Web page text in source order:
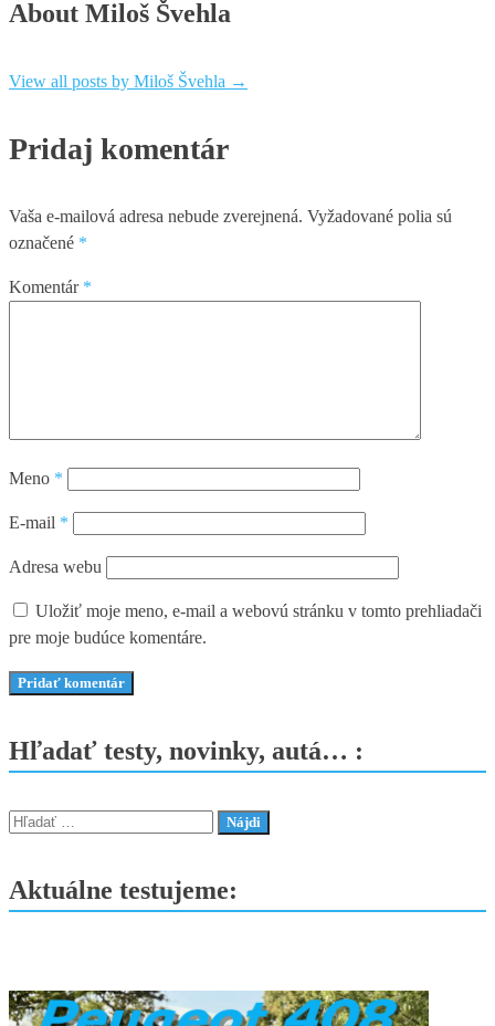
About Miloš Švehla
View all posts by Miloš Švehla →
Pridaj komentár
Vaša e-mailová adresa nebude zverejnená. Vyžadované polia sú
označené *
Komentár *
Meno *
E-mail *
Adresa webu
Uložiť moje meno, e-mail a webovú stránku v tomto prehliadači
pre moje budúce komentáre.
Hľadať testy, novinky, autá… :
Hľadať:
Aktuálne testujeme: